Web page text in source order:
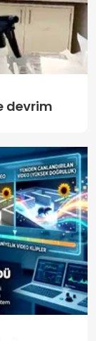
devrim